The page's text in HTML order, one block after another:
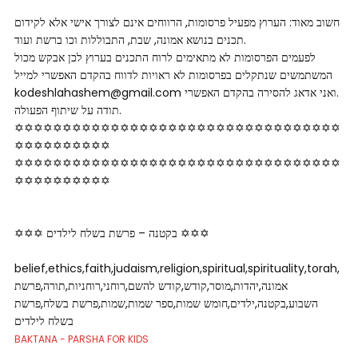
חשוב מאוד: הערוץ מפעיל פרסומות, הרווחים אינם לצורך אישי אלא לקידום
תכנים בנושא אמונה, שבת, התבוללות וכו ברשת ועוד.
לפעמים הפרסומות לא מתאימים לרוח התכנים בערוץ לכן אבקש מכול
המשתמשים שנתקלים בפרסומות לא ראויות לדווח בהקדם האפשרי למייל
kodeshlahashem@gmail.com ואני אדאג להסירה בהקדם האפשרי.
תודה על שיתוף הפעולה.
✡✡✡✡✡✡✡✡✡✡✡✡✡✡✡✡✡✡✡✡✡✡✡✡✡✡✡✡✡✡✡✡✡✡
✡✡✡✡✡✡­­✡✡✡✡
✡✡✡✡✡✡✡✡✡✡✡✡✡✡✡✡✡✡✡✡✡✡✡✡✡✡✡✡✡✡✡✡✡✡
✡✡✡✡✡✡­­✡✡✡✡
✡✡✡ בקטנה – פרשת בשלח לילדים ✡✡✡
belief,ethics,faith,judaism,religion,spiritual,spirituality,torah,
אמונה,יהדות,מוסר,קודש,קודש להשם,רוחני,רוחניות,תורה,פרשת
השבוע,בקטנה,ילדים,חומש שמות,ספר שמות,שמות,פרשת בשלח,פרשת
בשלח לילדים
BAKTANA - PARSHA FOR KIDS